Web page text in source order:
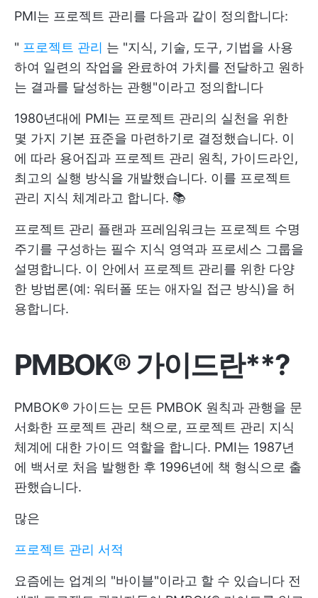
PMI는 프로젝트 관리를 다음과 같이 정의합니다:
" 프로젝트 관리 는 "지식, 기술, 도구, 기법을 사용
하여 일련의 작업을 완료하여 가치를 전달하고 원하
는 결과를 달성하는 관행"이라고 정의합니다
1980년대에 PMI는 프로젝트 관리의 실천을 위한
몇 가지 기본 표준을 마련하기로 결정했습니다. 이
에 따라 용어집과 프로젝트 관리 원칙, 가이드라인,
최고의 실행 방식을 개발했습니다. 이를 프로젝트
관리 지식 체계라고 합니다. 📚
프로젝트 관리 플랜과 프레임워크는 프로젝트 수명
주기를 구성하는 필수 지식 영역과 프로세스 그룹을
설명합니다. 이 안에서 프로젝트 관리를 위한 다양
한 방법론(예: 워터폴 또는 애자일 접근 방식)을 허
용합니다.
PMBOK® 가이드란**?
PMBOK® 가이드는 모든 PMBOK 원칙과 관행을 문
서화한 프로젝트 관리 책으로, 프로젝트 관리 지식
체계에 대한 가이드 역할을 합니다. PMI는 1987년
에 백서로 처음 발행한 후 1996년에 책 형식으로 출
판했습니다.
많은
프로젝트 관리 서적
요즘에는 업계의 "바이블"이라고 할 수 있습니다 전